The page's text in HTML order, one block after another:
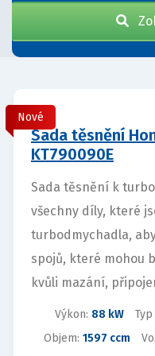
Nové
Sada těsnění
KT790090E
Sada těsnění k
všechny díly, které
turbodmychadla,
spojů, které mohou
kvůli mazání,
Výkon: 88 kW
Objem: 1597 ccm